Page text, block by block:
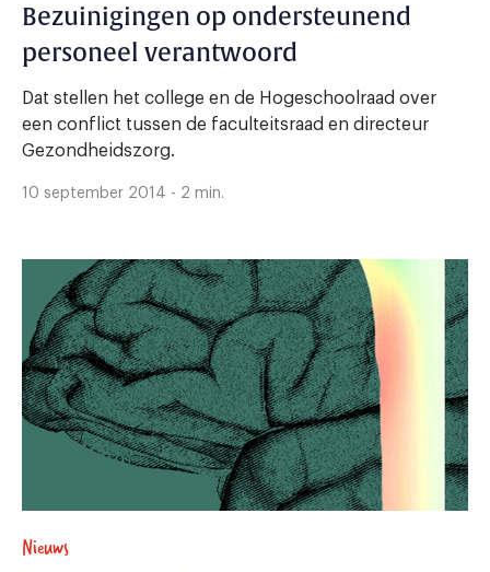
Bezuinigingen op ondersteunend
personeel verantwoord
Dat stellen het college en de Hogeschoolraad over
een conflict tussen de faculteitsraad en directeur
Gezondheidszorg.
10 september 2014 - 2 min.
Nieuws